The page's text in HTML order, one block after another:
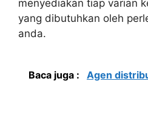
menyediakan tiap varian
yang dibutuhkan oleh
anda.
Baca juga : Agen